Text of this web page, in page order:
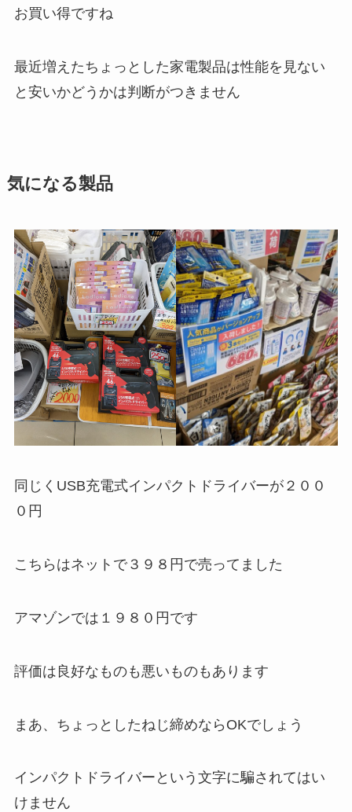
お買い得ですね
最近増えたちょっとした家電製品は性能を見ない
と安いかどうかは判断がつきません
気になる製品
同じくUSB充電式インパクトドライバーが２００
０円
こちらはネットで３９８円で売ってました
アマゾンでは１９８０円です
評価は良好なものも悪いものもあります
まあ、ちょっとしたねじ締めならOKでしょう
インパクトドライバーという文字に騙されてはい
けません